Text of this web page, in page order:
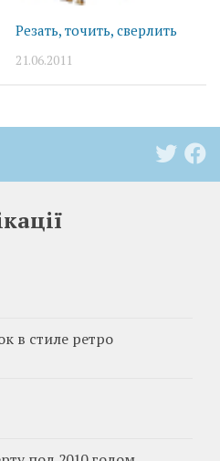
Резать, точить, сверлить
21.06.2011
в стиле ретро